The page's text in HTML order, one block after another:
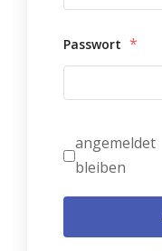
Passwort *
angemeldet
bleiben